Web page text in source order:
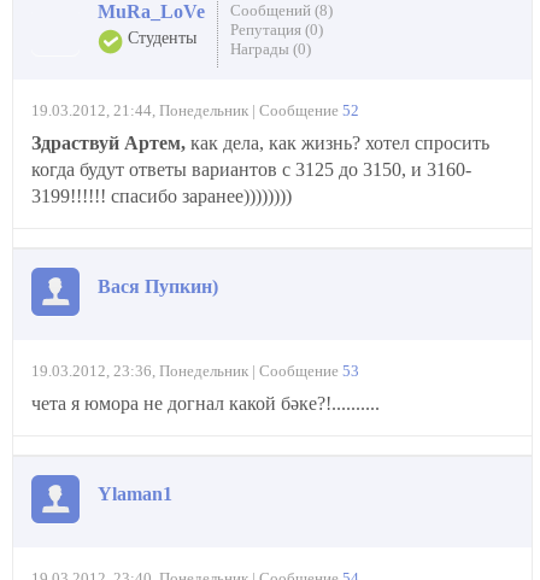
MuRa_LoVe
Студенты
Сообщений (8)
Репутация (0)
Награды (0)
19.03.2012, 21:44, Понедельник | Сообщение 52
Здраствуй Артем, как дела, как жизнь? хотел спросить
когда будут ответы вариантов с 3125 до 3150, и 3160-
3199!!!!!! спасибо заранее))))))))
Вася Пупкин)
19.03.2012, 23:36, Понедельник | Сообщение 53
чета я юмора не догнал какой бәке?!..........
Ylaman1